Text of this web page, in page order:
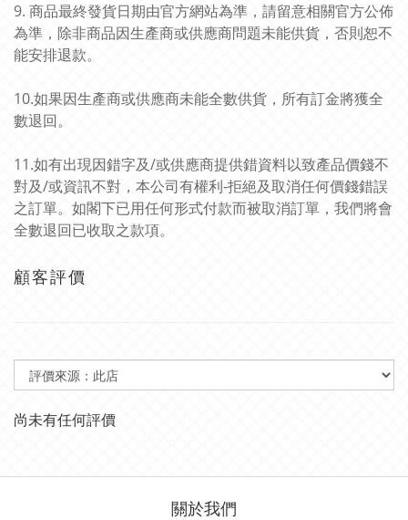
9. 商品最終發貨日期由官方網站為準，請留意相關官方公佈
為準，除非商品因生產商或供應商問題未能供貨，否則恕不
能安排退款。
10.如果因生產商或供應商未能全數供貨，所有訂金將獲全
數退回。
11.如有出現因錯字及/或供應商提供錯資料以致產品價錢不
對及/或資訊不對，本公司有權利-拒絕及取消任何價錢錯誤
之訂單。如閣下已用任何形式付款而被取消訂單，我們將會
全數退回已收取之款項。
顧客評價
尚未有任何評價
關於我們